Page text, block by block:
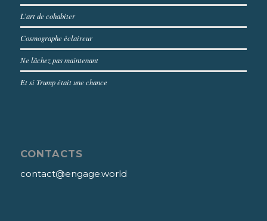
L’art de cohabiter
Cosmographe éclaireur
Ne lâchez pas maintenant
Et si Trump était une chance
CONTACTS
contact@engage.world